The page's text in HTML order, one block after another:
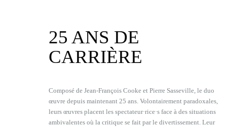
25 ANS DE
CARRIÈRE
Composé de Jean-François Cooke et Pierre Sasseville, le duo
œuvre depuis maintenant 25 ans. Volontairement paradoxales,
leurs œuvres placent les spectateur·rice·s face à des situations
ambivalentes où la critique se fait par le divertissement. Leur